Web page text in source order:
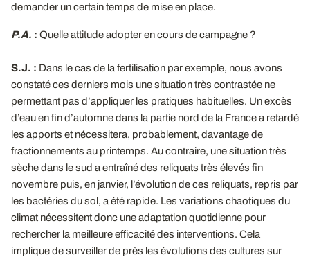
demander un certain temps de mise en place.
P.A. : Quelle attitude adopter en cours de campagne ?
S.J. : Dans le cas de la fertilisation par exemple, nous avons
constaté ces derniers mois une situation très contrastée ne
permettant pas d’appliquer les pratiques habituelles. Un excès
d’eau en fin d’automne dans la partie nord de la France a retardé
les apports et nécessitera, probablement, davantage de
fractionnements au printemps. Au contraire, une situation très
sèche dans le sud a entraîné des reliquats très élevés fin
novembre puis, en janvier, l’évolution de ces reliquats, repris par
les bactéries du sol, a été rapide. Les variations chaotiques du
climat nécessitent donc une adaptation quotidienne pour
rechercher la meilleure efficacité des interventions. Cela
implique de surveiller de près les évolutions des cultures sur